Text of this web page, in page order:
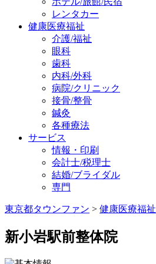
レンタカー
健康医療福祉
介護/福祉
眼科
歯科
内科/外科
病院/クリニック
接骨/整骨
鍼灸
各種療法
サービス
情報・印刷
会計士/税理士
結婚/ブライダル
専門
東京都タウンファン > 健康医療福祉
新小岩駅前整体院